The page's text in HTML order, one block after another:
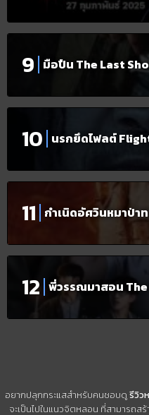
มือปืน The Last
นรกยึดไฟลต์
กำเนิดอัศวินหมาป่า
พี่วรรณมาสอน
อยากปลุกกระแสสำหรับคนชอบดูรีวิว
จะเป็นไปในแนวจิตหลอน ที่สามารถ